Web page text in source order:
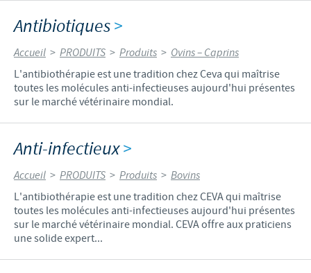
Antibiotiques>
Accueil > PRODUITS > Produits > Ovins – Caprins
L'antibiothérapie est une tradition chez Ceva qui maîtrise
toutes les molécules anti-infectieuses aujourd'hui présentes
sur le marché vétérinaire mondial.
Anti-infectieux>
Accueil > PRODUITS > Produits > Bovins
L'antibiothérapie est une tradition chez CEVA qui maîtrise
toutes les molécules anti-infectieuses aujourd'hui présentes
sur le marché vétérinaire mondial. CEVA offre aux praticiens
une solide expert...